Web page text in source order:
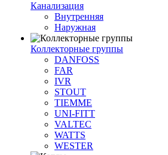
Канализация
Внутренняя
Наружная
Коллекторные группы
DANFOSS
FAR
IVR
STOUT
TIEMME
UNI-FITT
VALTEC
WATTS
WESTER